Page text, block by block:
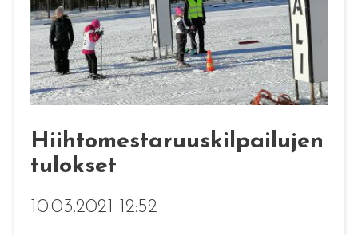
Hiihtomestaruuskilpailujen
tulokset
10.03.2021 12:52